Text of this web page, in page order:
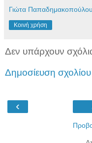
Γιώτα Παπαδημακοπούλου
Κοινή χρήση
Δεν υπάρχουν
Δημοσίευση σχολίου
‹